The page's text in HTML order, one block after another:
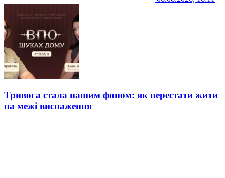
Тривога стала нашим фоном: як перестати жити
на межі виснаження